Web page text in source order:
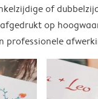
of
op
professionele